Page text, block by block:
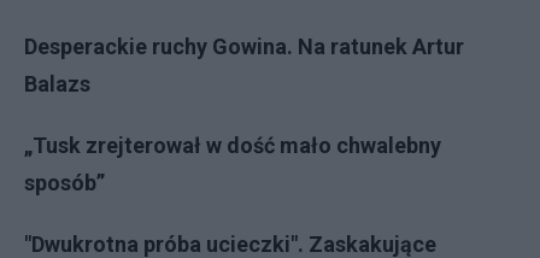
Desperackie ruchy Gowina. Na ratunek Artur
Balazs
„Tusk zrejterował w dość mało chwalebny
sposób”
"Dwukrotna próba ucieczki". Zaskakujące